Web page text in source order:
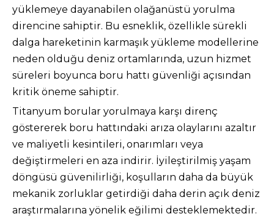
yüklemeye dayanabilen olağanüstü yorulma
direncine sahiptir. Bu esneklik, özellikle sürekli
dalga hareketinin karmaşık yükleme modellerine
neden olduğu deniz ortamlarında, uzun hizmet
süreleri boyunca boru hattı güvenliği açısından
kritik öneme sahiptir.
Titanyum borular yorulmaya karşı direnç
göstererek boru hattındaki arıza olaylarını azaltır
ve maliyetli kesintileri, onarımları veya
değiştirmeleri en aza indirir. İyileştirilmiş yaşam
döngüsü güvenilirliği, koşulların daha da büyük
mekanik zorluklar getirdiği daha derin açık deniz
araştırmalarına yönelik eğilimi desteklemektedir.